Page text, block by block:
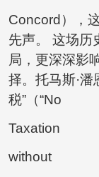
Concord），
先声。 这场历
局，更深深影
择。托马斯·潘
税”（“No
Taxation
without